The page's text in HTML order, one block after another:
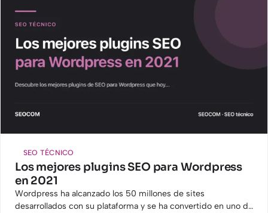
SEO TÉCNICO
Los mejores plugins SEO para Wordpress
en 2021
Wordpress ha alcanzado los 50 millones de sites
desarrollados con su plataforma y se ha convertido en uno de